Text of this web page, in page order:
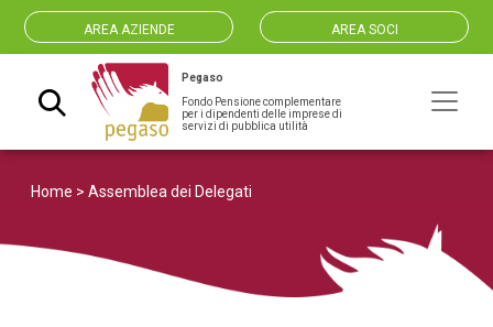
AREA AZIENDE AREA SOCI
Navigazione principale
Pegaso
Fondo Pensione complementare
per i dipendenti delle imprese di
servizi di pubblica utilità
Home > Assemblea dei Delegati